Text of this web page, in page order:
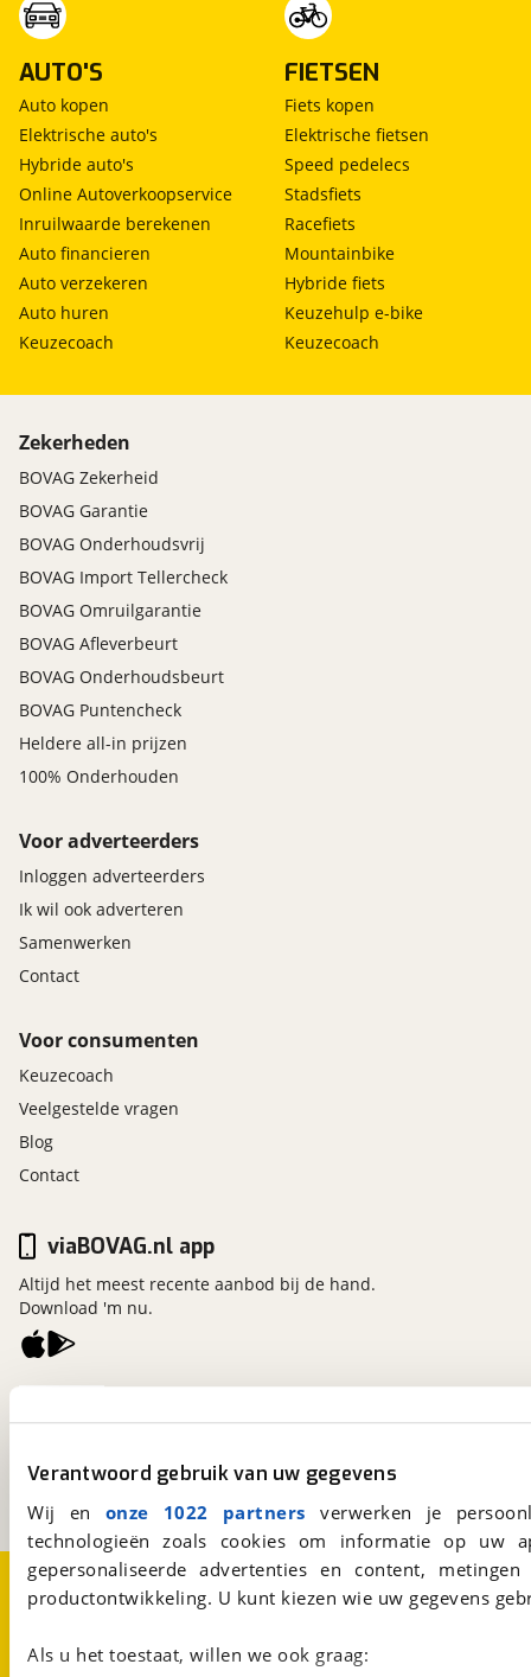
Verantwoord gebruik van uw gegevens
Wij en onze 1022 partners verwerken je
technologieën zoals cookies om informatie op
gepersonaliseerde advertenties en content,
productontwikkeling. U kunt kiezen wie uw gegevens
Als u het toestaat, willen we ook graag:
AUTO'S
Auto kopen
Elektrische auto's
Hybride auto's
Online Autoverkoopservice
Inruilwaarde berekenen
Auto financieren
Auto verzekeren
Auto huren
Keuzecoach
FIETSEN
Fiets kopen
Elektrische fietsen
Speed pedelecs
Stadsfiets
Racefiets
Mountainbike
Hybride fiets
Keuzehulp e-bike
Keuzecoach
Zekerheden
BOVAG Zekerheid
BOVAG Garantie
BOVAG Onderhoudsvrij
BOVAG Import Tellercheck
BOVAG Omruilgarantie
BOVAG Afleverbeurt
BOVAG Onderhoudsbeurt
BOVAG Puntencheck
Heldere all-in prijzen
100% Onderhouden
Voor adverteerders
Inloggen adverteerders
Ik wil ook adverteren
Samenwerken
Contact
Voor consumenten
Keuzecoach
Veelgestelde vragen
Blog
Contact
Een initiatief van
viaBOVAG.nl app
Altijd het meest recente aanbod bij de hand.
Download 'm nu.
Over viaBOVAG.nlDisclaimer- en Privacyverklaring
CookievoorkeurenVacatures